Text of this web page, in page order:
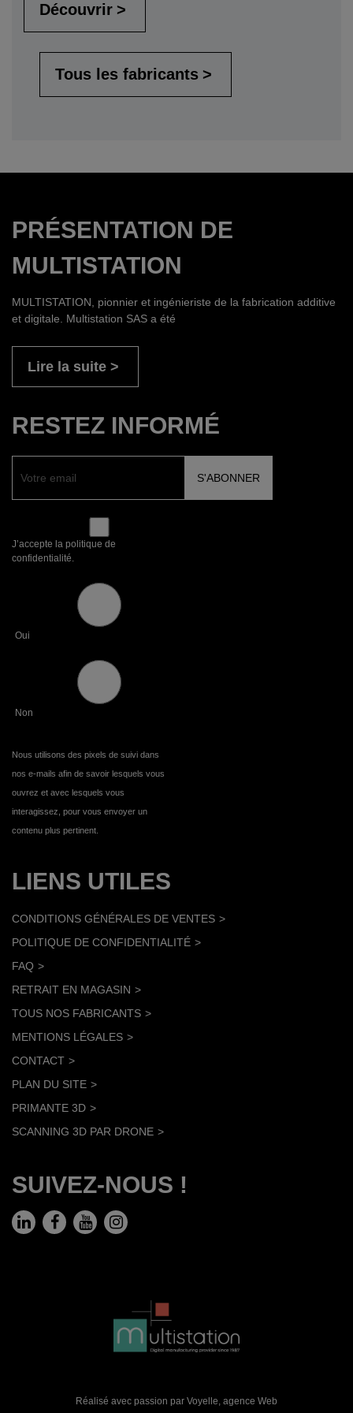
Découvrir
Tous les fabricants
PRÉSENTATION DE
MULTISTATION
MULTISTATION, pionnier et ingénieriste de la fabrication additive
et digitale. Multistation SAS a été
Lire la suite
RESTEZ INFORMÉ
J’accepte la politique de
confidentialité.
Oui
Non
Nous utilisons des pixels de suivi dans
nos e-mails afin de savoir lesquels vous
ouvrez et avec lesquels vous
interagissez, pour vous envoyer un
contenu plus pertinent.
LIENS UTILES
CONDITIONS GÉNÉRALES DE VENTES
POLITIQUE DE CONFIDENTIALITÉ
FAQ
RETRAIT EN MAGASIN
TOUS NOS FABRICANTS
MENTIONS LÉGALES
CONTACT
PLAN DU SITE
PRIMANTE 3D
SCANNING 3D PAR DRONE
SUIVEZ-NOUS !
Réalisé avec passion par Voyelle, agence Web